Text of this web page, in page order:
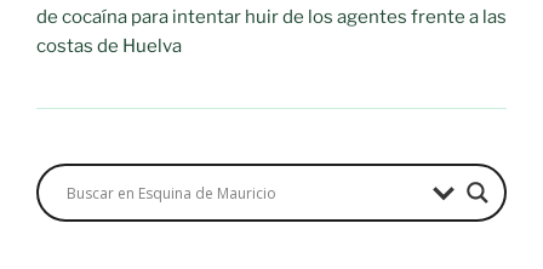
de cocaína para intentar huir de los agentes frente a las
costas de Huelva